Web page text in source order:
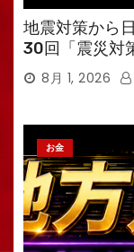
地震対策から
30回「震災対
えるTV・高荷
8月 1, 2026
お金